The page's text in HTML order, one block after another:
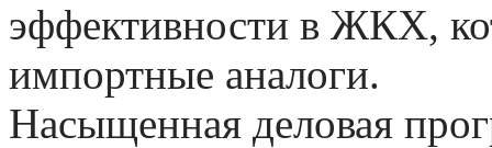
эффективности в ЖКХ,
импортные аналоги.
Насыщенная деловая